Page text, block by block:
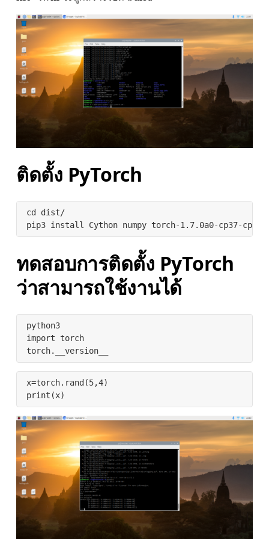
ติดตั้ง PyTorch
cd dist/
pip3 install Cython numpy torch-1.7.0a0-cp37-
ทดสอบการติดตั้ง PyTorch
ว่าสามารถใช้งานได้
python3
import torch
torch.__version__
x=torch.rand(5,4)
print(x)